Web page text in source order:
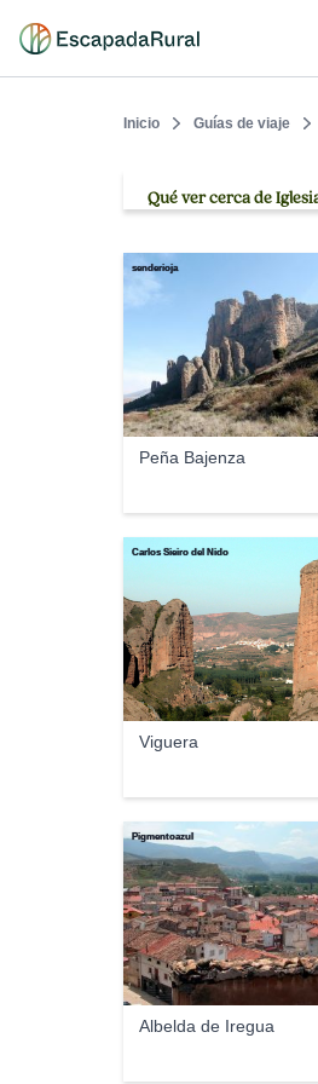
Inicio Guías de viaje
Qué ver cerca de
Peña Bajenza
senderioja
Viguera
Carlos Sieiro del Nido
Albelda de Iregua
Pigmentoazul